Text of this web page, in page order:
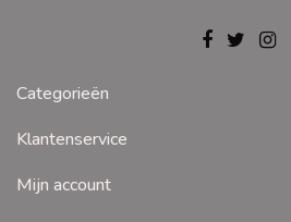
Categorieën
Klantenservice
Mijn account